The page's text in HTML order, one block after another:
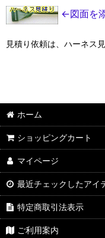
←図面を
見積り依頼は、ハーネス
ホーム
ショッピングカート
マイページ
最近チェックしたアイ
特定商取引法表示
ご利用案内